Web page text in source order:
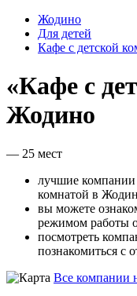
Жодино
Для детей
Кафе с детской
«Кафе с
Жодино
— 25 мест
лучшие компании
комнатой в
вы можете
режимом работы
посмотреть
познакомиться с
Все компании